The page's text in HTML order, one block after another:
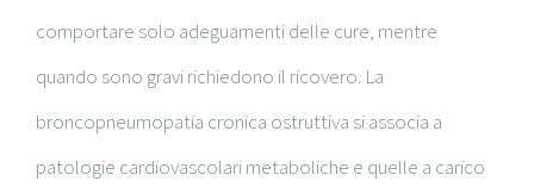
comportare solo adeguamenti delle cure, mentre
quando sono gravi richiedono il ricovero. La
broncopneumopatia cronica ostruttiva si associa a
patologie cardiovascolari metaboliche e quelle a carico